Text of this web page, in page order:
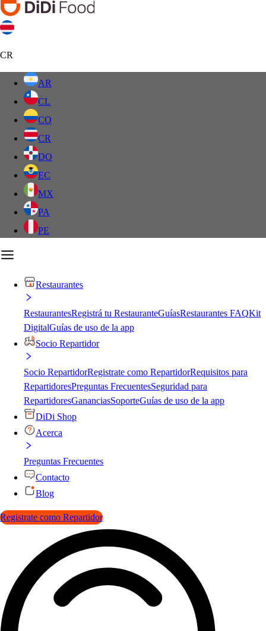
CR
AR
CL
CO
CR
DO
EC
MX
PA
PE
Restaurantes
RestaurantesRegistrá tu RestauranteGuíasRestaurantes FAQKit
DigitalGuías de uso de la app
Socio Repartidor
Socio RepartidorRegistrate como RepartidorRequisitos para
RepartidoresPreguntas FrecuentesSeguridad para
RepartidoresGananciasSoporteGuías de uso de la app
DiDi Shop
Acerca
Preguntas Frecuentes
Contacto
Blog
Registrate como Repartidor